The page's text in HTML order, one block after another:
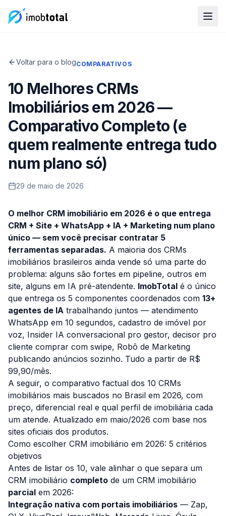
Voltar para o blogCOMPARATIVOS
10 Melhores CRMs
Imobiliários em 2026 —
Comparativo Completo (e
quem realmente entrega tudo
num plano só)
29 de maio de 2026
O melhor CRM imobiliário em 2026 é o que entrega
CRM + Site + WhatsApp + IA + Marketing num plano
único — sem você precisar contratar 5
ferramentas separadas. A maioria dos CRMs
imobiliários brasileiros ainda vende só uma parte do
problema: alguns são fortes em pipeline, outros em
site, alguns em IA pré-atendente. ImobTotal é o único
que entrega os 5 componentes coordenados com 13+
agentes de IA trabalhando juntos — atendimento
WhatsApp em 10 segundos, cadastro de imóvel por
voz, Insider IA conversacional pro gestor, decisor pro
cliente comprar com swipe, Robô de Marketing
publicando anúncios sozinho. Tudo a partir de R$
99,90/mês.
A seguir, o comparativo factual dos 10 CRMs
imobiliários mais buscados no Brasil em 2026, com
preço, diferencial real e qual perfil de imobiliária cada
um atende. Atualizado em maio/2026 com base nos
sites oficiais dos produtos.
Como escolher CRM imobiliário em 2026: 5 critérios
objetivos
Antes de listar os 10, vale alinhar o que separa um
CRM imobiliário completo de um CRM imobiliário
parcial em 2026:
Integração nativa com portais imobiliários — Zap,